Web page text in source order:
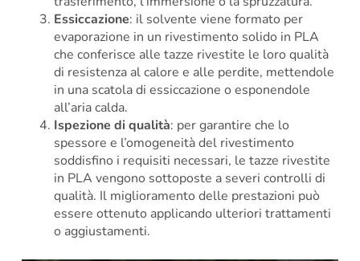
Essiccazione: il solvente viene formato per
evaporazione in un rivestimento solido in PLA
che conferisce alle tazze rivestite le loro qualità
di resistenza al calore e alle perdite, mettendole
in una scatola di essiccazione o esponendole
all’aria calda.
Ispezione di qualità: per garantire che lo
spessore e l’omogeneità del rivestimento
soddisfino i requisiti necessari, le tazze rivestite
in PLA vengono sottoposte a severi controlli di
qualità. Il miglioramento delle prestazioni può
essere ottenuto applicando ulteriori trattamenti
o aggiustamenti.